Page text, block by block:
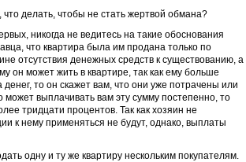
что делать, чтобы не стать жертвой обмана?
никогда не ведитесь на такие обоснования
что квартира была им продана только по
отсутствия денежных средств к существованию, а
он может жить в квартире, так как ему больше
то он скажет вам, что они уже потрачены или
может выплачивать вам эту сумму постепенно, то
тридцати процентов. Так как хозяин не
к нему применяться не будут, однако, выплаты
одну и ту же квартиру нескольким покупателям.